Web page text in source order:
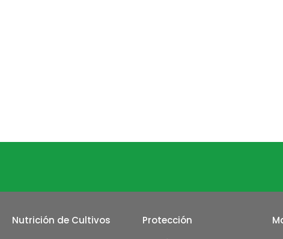
Nutrición de Cultivos Protección